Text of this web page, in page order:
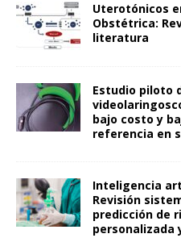
Uterotónicos
Obstétrica:
literatura
Estudio piloto
bajo costo y
referencia en
Inteligencia
Revisión
predicción de
personalizada